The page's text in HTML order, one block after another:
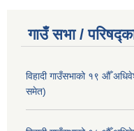
गाउँ सभा /
विहादी गाउँसभाको १९ औँ
समेत)